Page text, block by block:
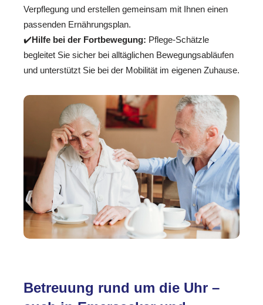
Verpflegung und erstellen gemeinsam mit Ihnen einen
passenden Ernährungsplan.
✔️Hilfe bei der Fortbewegung: Pflege-Schätzle
begleitet Sie sicher bei alltäglichen Bewegungsabläufen
und unterstützt Sie bei der Mobilität im eigenen Zuhause.
Betreuung rund um die Uhr –